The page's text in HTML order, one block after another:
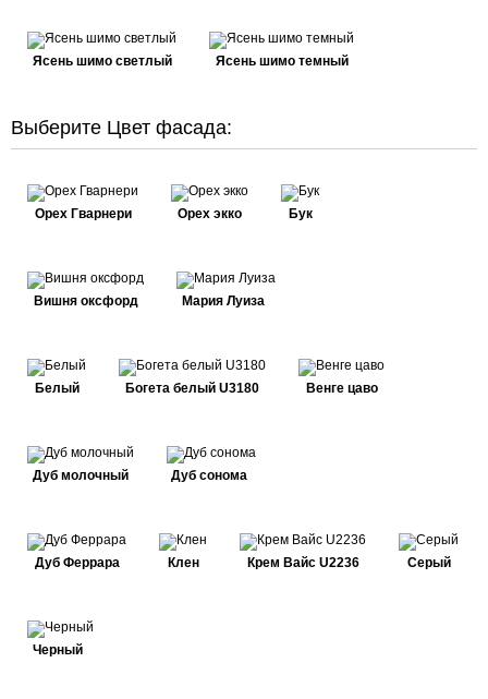
Ясень шимо светлый Ясень шимо темный
Выберите Цвет фасада:
Орех Гварнери Орех экко Бук
Вишня оксфорд Мария Луиза
Белый Богета белый U3180 Венге цаво
Дуб молочный Дуб сонома
Дуб Феррара Клен Крем Вайс U2236 Серый
Черный